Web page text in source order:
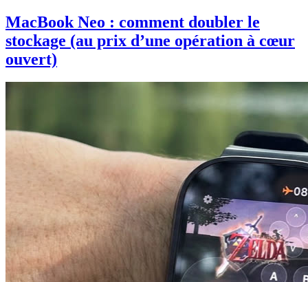
MacBook Neo : comment doubler le
stockage (au prix d’une opération à cœur
ouvert)